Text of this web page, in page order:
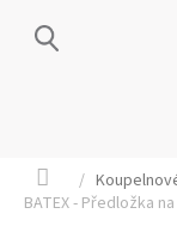
Domů
/
BATEX - Předložka